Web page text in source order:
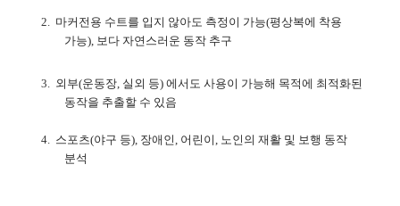
2. 마커전용 수트를 입지 않아도 측정이 가능(평상복에 착용
가능), 보다 자연스러운 동작 추구
3. 외부(운동장, 실외 등) 에서도 사용이 가능해 목적에 최적화된
동작을 추출할 수 있음
4. 스포츠(야구 등), 장애인, 어린이, 노인의 재활 및 보행 동작
분석